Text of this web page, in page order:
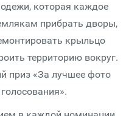
которая каждое
прибрать дворы,
крыльцо
территорию вокруг.
приз «За лучшее фото